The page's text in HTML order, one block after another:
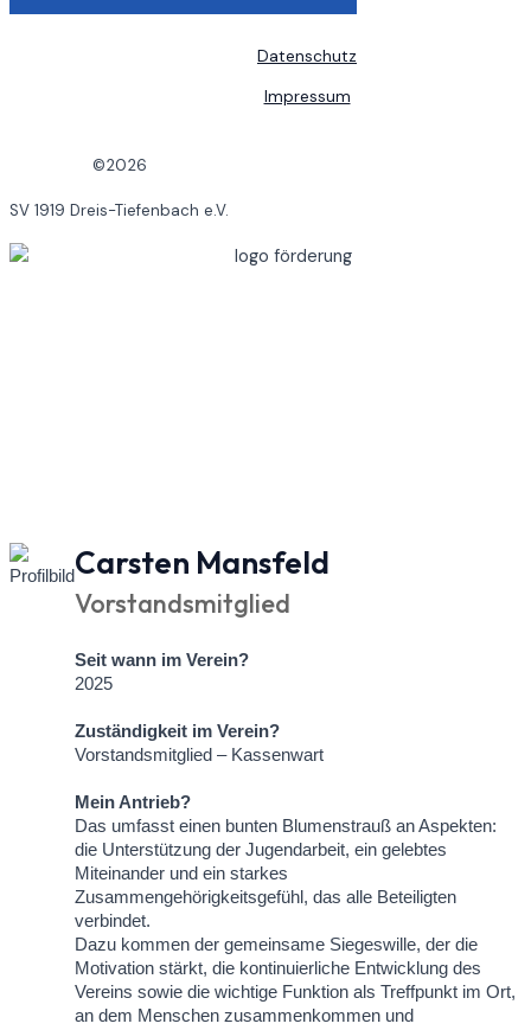
Datenschutz
Impressum
©2026
SV 1919 Dreis-Tiefenbach e.V.
Carsten Mansfeld
Vorstandsmitglied
Seit wann im Verein?
2025
Zuständigkeit im Verein?
Vorstandsmitglied – Kassenwart
Mein Antrieb?
Das umfasst einen bunten Blumenstrauß an Aspekten:
die Unterstützung der Jugendarbeit, ein gelebtes
Miteinander und ein starkes
Zusammengehörigkeitsgefühl, das alle Beteiligten
verbindet.
Dazu kommen der gemeinsame Siegeswille, der die
Motivation stärkt, die kontinuierliche Entwicklung des
Vereins sowie die wichtige Funktion als Treffpunkt im Ort,
an dem Menschen zusammenkommen und